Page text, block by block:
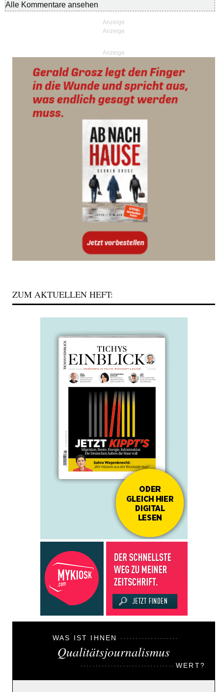
Alle Kommentare ansehen
Anzeige
ZUM AKTUELLEN HEFT:
WAS IST IHNEN
Qualitätsjournalismus
WERT?